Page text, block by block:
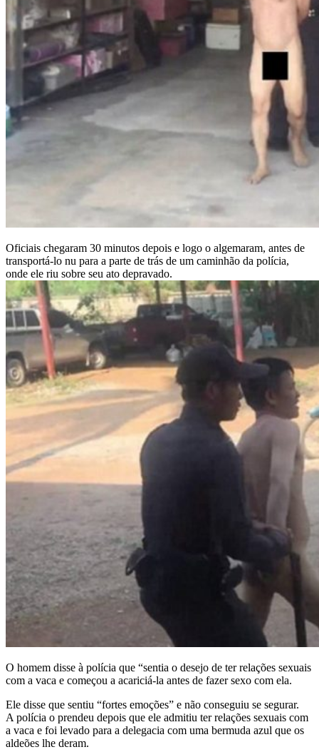
Oficiais chegaram 30 minutos depois e logo o algemaram, antes de
transportá-lo nu para a parte de trás de um caminhão da polícia,
onde ele riu sobre seu ato depravado.
O homem disse à polícia que “sentia o desejo de ter relações sexuais
com a vaca e começou a acariciá-la antes de fazer sexo com ela.
Ele disse que sentiu “fortes emoções” e não conseguiu se segurar.
A polícia o prendeu depois que ele admitiu ter relações sexuais com
a vaca e foi levado para a delegacia com uma bermuda azul que os
aldeões lhe deram.